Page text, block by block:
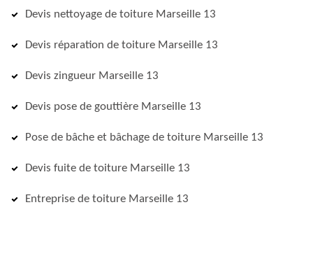
Devis nettoyage de toiture Marseille 13
Devis réparation de toiture Marseille 13
Devis zingueur Marseille 13
Devis pose de gouttière Marseille 13
Pose de bâche et bâchage de toiture Marseille 13
Devis fuite de toiture Marseille 13
Entreprise de toiture Marseille 13